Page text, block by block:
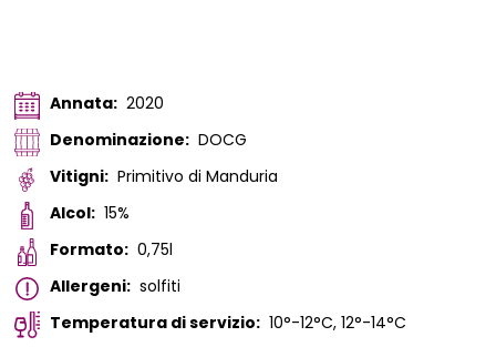
Annata: 2020
Denominazione: DOCG
Vitigni: Primitivo di Manduria
Alcol: 15%
Formato: 0,75l
Allergeni: solfiti
Temperatura di servizio: 10°-12°C, 12°-14°C